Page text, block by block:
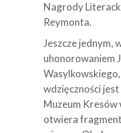
Nagrody
Reymonta.
Jeszcze jednym,
uhonorowaniem
wdzięczności jest
Muzeum Kresów
otwiera